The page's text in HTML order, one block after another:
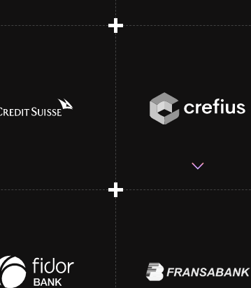
original digital
bank
Supporting a growing
customer portfolio
Complex market, new
platform